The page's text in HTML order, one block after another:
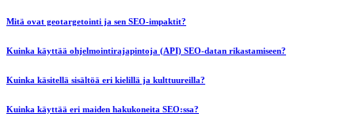
Mitä ovat geotargetointi ja sen SEO-impaktit?
Kuinka käyttää ohjelmointirajapintoja (API) SEO-datan rikastamiseen?
Kuinka käsitellä sisältöä eri kielillä ja kulttuureilla?
Kuinka käyttää eri maiden hakukoneita SEO:ssa?